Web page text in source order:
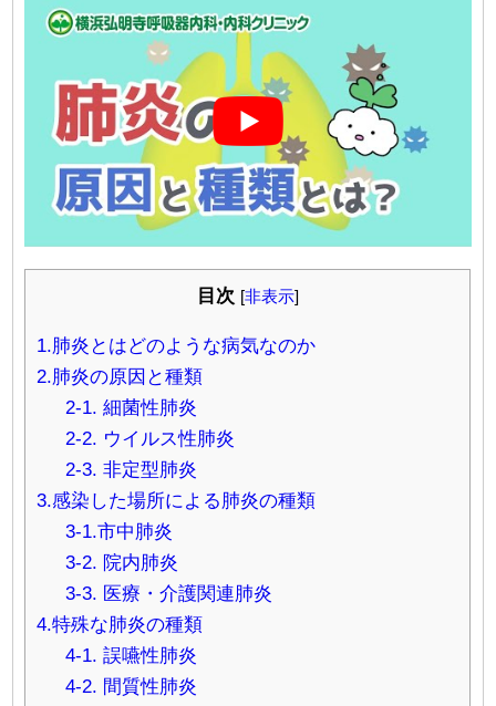
目次 [非表示]
1.肺炎とはどのような病気なのか
2.肺炎の原因と種類
2-1. 細菌性肺炎
2-2. ウイルス性肺炎
2-3. 非定型肺炎
3.感染した場所による肺炎の種類
3-1.市中肺炎
3-2. 院内肺炎
3-3. 医療・介護関連肺炎
4.特殊な肺炎の種類
4-1. 誤嚥性肺炎
4-2. 間質性肺炎